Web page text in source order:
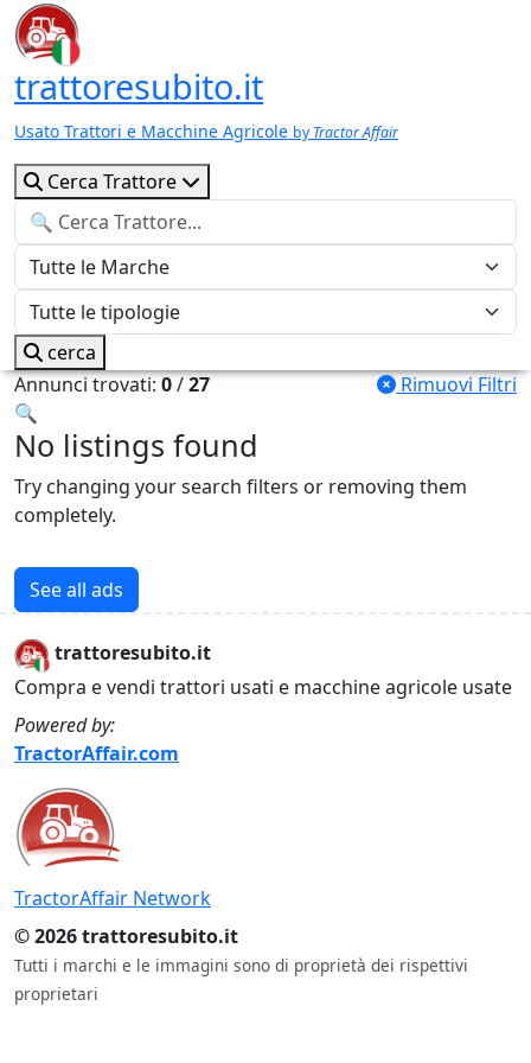
trattoresubito.it
Usato Trattori e Macchine Agricole by Tractor Affair
Cerca Trattore
cerca
Annunci trovati:0/27
Rimuovi Filtri
🔍
No listings found
Try changing your search filters or removing them
completely.
See all ads
trattoresubito.it
Compra e vendi trattori usati e macchine agricole usate
Powered by:
TractorAffair.com
TractorAffair Network
© 2026 trattoresubito.it
Tutti i marchi e le immagini sono di proprietà dei rispettivi
proprietari